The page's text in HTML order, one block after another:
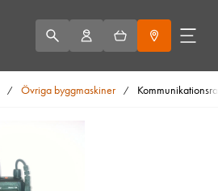
/ Övriga byggmaskiner /